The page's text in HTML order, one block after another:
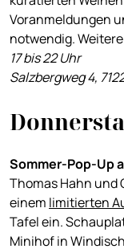
Voranmeldungen
notwendig.
17 bis 22 Uhr
Salzbergweg 4,
Sommer-Pop-Up
Thomas Hahn und
einem limitierten
Tafel ein.
Minihof in